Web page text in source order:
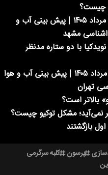
چیست؟
وضعیت هوای فردا مشهد جمعه ۱۶ مرداد ۱۴۰۵ | پیش بینی آب و
با دو ستاره مدنظر
وضعیت هوای فردا تهران جمعه ۱۶ مرداد ۱۴۰۵ | پیش بینی آب و هوا
بالاتر است؟
نمی‌آید؛ مشکل توکیو چیست؟
بازگشتند
پرسون کلبه سرگرمی